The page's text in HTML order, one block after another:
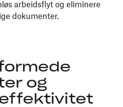
arbeidsflyt og eliminere
dokumenter.
og